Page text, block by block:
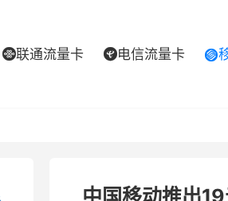
联通流量卡 电信流量卡 
中国移动推出